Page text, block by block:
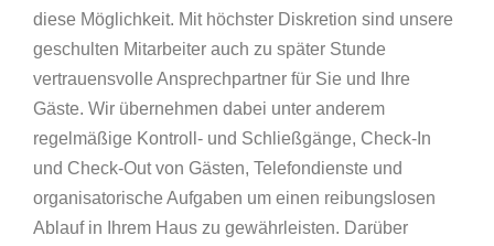
diese Möglichkeit. Mit höchster Diskretion sind unsere
geschulten Mitarbeiter auch zu später Stunde
vertrauensvolle Ansprechpartner für Sie und Ihre
Gäste. Wir übernehmen dabei unter anderem
regelmäßige Kontroll- und Schließgänge, Check-In
und Check-Out von Gästen, Telefondienste und
organisatorische Aufgaben um einen reibungslosen
Ablauf in Ihrem Haus zu gewährleisten. Darüber